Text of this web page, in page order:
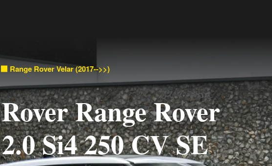
Range Rover Velar (2017-->>)
Range Rover
Si4 250 CV SE